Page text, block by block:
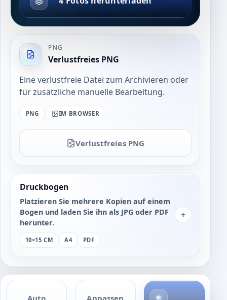
PNG
Verlustfreies PNG
Eine verlustfreie Datei zum Archivieren oder
für zusätzliche manuelle Bearbeitung.
PNG IM BROWSER
Verlustfreies PNG
Druckbogen
Platzieren Sie mehrere Kopien auf einem
Bogen und laden Sie ihn als JPG oder PDF
herunter.
10×15 CM A4 PDF
+
Auto Anpassen